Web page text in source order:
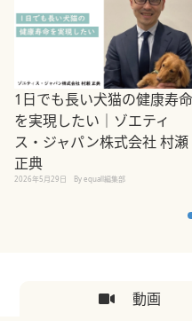
1日でも長い犬猫の健康寿命
を実現したい｜ゾエティ
ス・ジャパン株式会社 村瀬
正典
2026年5月29日 By equall編集部
動画